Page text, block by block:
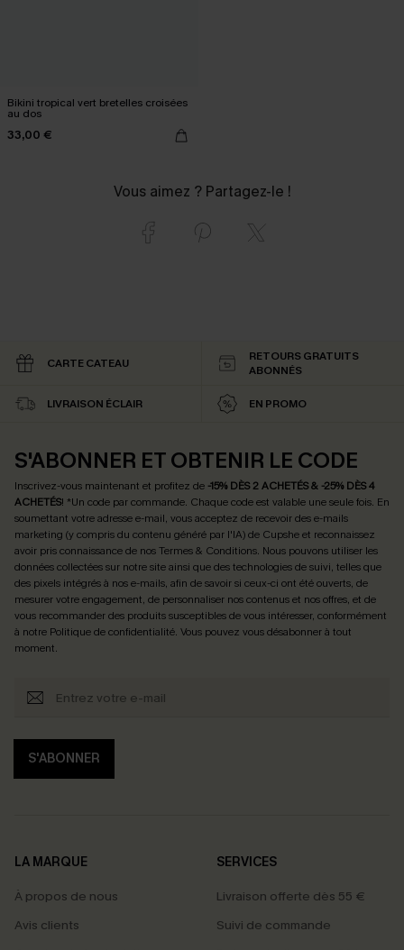
Bikini tropical vert bretelles croisées
au dos
33,00 €
Vous aimez ? Partagez-le !
CARTE CATEAU
RETOURS GRATUITS
ABONNÉS
LIVRAISON ÉCLAIR EN PROMO
S'ABONNER ET OBTENIR LE CODE
Inscrivez-vous maintenant et profitez de -15% DÈS 2 ACHETÉS & -25% DÈS 4
ACHETÉS! *Un code par commande. Chaque code est valable une seule fois. En
soumettant votre adresse e-mail, vous acceptez de recevoir des e-mails
marketing (y compris du contenu généré par l'IA) de Cupshe et reconnaissez
avoir pris connaissance de nosTermes & Conditions. Nous pouvons utiliser les
données collectées sur notre site ainsi que des technologies de suivi, telles que
des pixels intégrés à nos e-mails, afin de savoir si ceux-ci ont été ouverts, de
mesurer votre engagement, de personnaliser nos contenus et nos offres, et de
vous recommander des produits susceptibles de vous intéresser, conformément
à notre Politique de confidentialité. Vous pouvez vous désabonner à tout
moment.
S'ABONNER
LA MARQUE
À propos de nous
Avis clients
SERVICES
Livraison offerte dès 55 €
Suivi de commande